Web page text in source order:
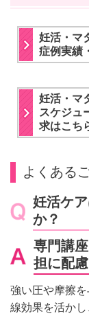
妊活・マ
症例実績
妊活・マ
スケジュ
求はこち
よくある
妊活ケ
か？
専門講
担に配
強い圧や摩擦
線効果を活か